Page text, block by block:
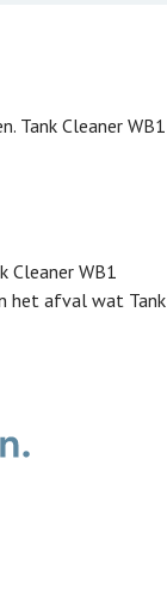
Tank Cleaner WB1
Cleaner WB1
het afval wat Tank